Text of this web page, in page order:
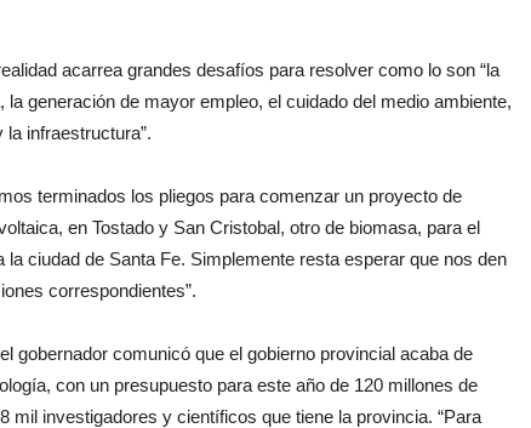
acarrea grandes desafíos para resolver como lo son “la
generación de mayor empleo, el cuidado del medio ambiente,
infraestructura”.
terminados los pliegos para comenzar un proyecto de
en Tostado y San Cristobal, otro de biomasa, para el
ciudad de Santa Fe. Simplemente resta esperar que nos den
correspondientes”.
gobernador comunicó que el gobierno provincial acaba de
con un presupuesto para este año de 120 millones de
mil investigadores y científicos que tiene la provincia. “Para